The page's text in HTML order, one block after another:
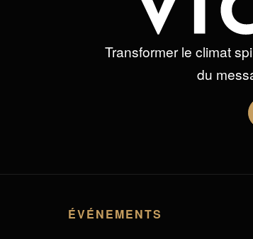
Transformer le climat
du
ÉVÉNEMENTS